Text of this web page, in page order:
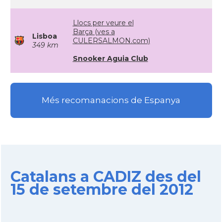
Lisboa
349 km
Llocs per veure el
Barça (ves a
CULERSALMON.com)
Snooker Aguia Club
Més recomanacions de Espanya
Catalans a CADIZ des del
15 de setembre del 2012